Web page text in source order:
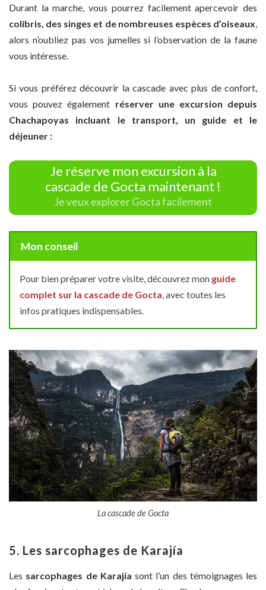
Durant la marche, vous pourrez facilement apercevoir des
colibris, des singes et de nombreuses espèces d’oiseaux
alors n’oubliez pas vos jumelles si l’observation de la faune
vous intéresse.
Si vous préférez découvrir la cascade avec plus de confort,
vous pouvez également réserver une excursion depuis
Chachapoyas incluant le transport, un guide et le
déjeuner :
Je réserve mon excursion à la
cascade de Gocta maintenant !
Je veux explorer Gocta facilement
Mon conseil
Pour bien préparer votre visite, découvrez mon guide
complet sur la cascade de Gocta, avec toutes les
infos pratiques indispensables.
La cascade de Gocta
5. Les sarcophages de Karajía
Les sarcophages de Karajía sont l’un des témoignages les